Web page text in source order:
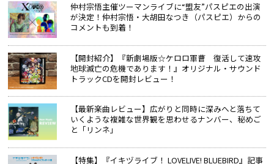
仲村宗悟主催ツーマンライブに“盟友”パスピエの出演
が決定！仲村宗悟・大胡田なつき（パスピエ）からの
コメントも到着！
【開封紹介】『新劇場版☆ケロロ軍曹 復活して速攻
地球滅亡の危機であります！』オリジナル・サウンド
トラックCDを開封レビュー！
【最新楽曲レビュー】広がりと同時に深みへと落ちて
いくような複雑な世界観を思わせるナンバー、秘めご
と「リンネ」
【特集】『イキヅライブ！ LOVELIVE! BLUEBIRD』記事